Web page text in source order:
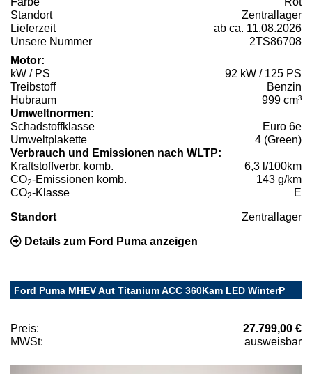
Standort
Zentrallager
Lieferzeit
ab ca. 11.08.2026
Unsere Nummer
2TS86708
Motor:
kW / PS
92 kW / 125 PS
Treibstoff
Benzin
Hubraum
999 cm³
Umweltnormen:
Schadstoffklasse
Euro 6e
Umweltplakette
4 (Green)
Verbrauch und Emissionen nach WLTP:
Kraftstoffverbr. komb.
6,3 l/100km
CO2-Emissionen komb.
143 g/km
CO2-Klasse E
Standort Zentrallager
Details zum Ford Puma anzeigen
Ford Puma MHEV Aut Titanium ACC 360Kam LED WinterP
Preis:
27.799,00 €
MWSt:
ausweisbar